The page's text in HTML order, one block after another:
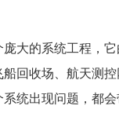
的系统工程，它
回收场、航天测
统出现问题，都